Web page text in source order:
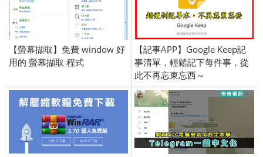
【螢幕擷取】免費 window 好
用的 螢幕擷取 程式
【記事APP】Google Keep記
事清單，輕鬆記下每件事，從
此不再忘東忘西～
(Android/iOS iPhone)